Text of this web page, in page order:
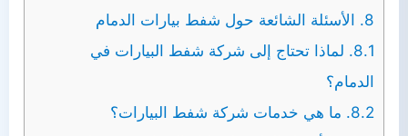
8. الأسئلة الشائعة حول شفط بيارات الدمام
8.1. لماذا تحتاج إلى شركة شفط البيارات في
الدمام؟
8.2. ما هي خدمات شركة شفط البيارات؟